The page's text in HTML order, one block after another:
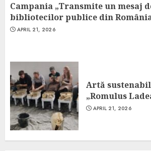
Campania „Transmite un mesaj
bibliotecilor publice din
APRIL 21, 2026
Artă
„Romulus
APRIL 21, 2026